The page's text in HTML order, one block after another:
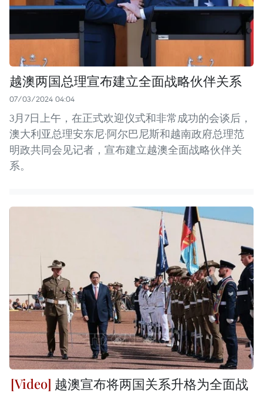
越澳两国总理宣布建立全面战略伙伴关系
07/03/2024 04:04
3月7日上午，在正式欢迎仪式和非常成功的会谈后，
澳大利亚总理安东尼·阿尔巴尼斯和越南政府总理范
明政共同会见记者，宣布建立越澳全面战略伙伴关
系。
越澳宣布将两国关系升格为全面战